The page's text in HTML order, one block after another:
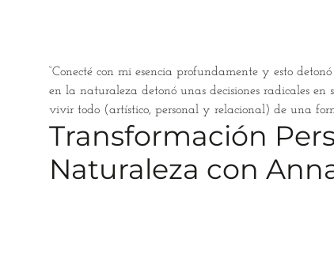
“Conecté con mi esencia profundamente y esto
en la naturaleza detonó unas decisiones radicales
vivir todo (artístico, personal y relacional) de una
Transformación
Naturaleza con